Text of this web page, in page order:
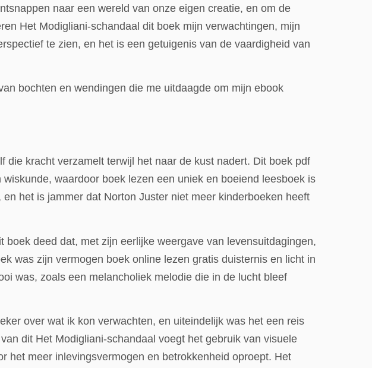
naar een wereld van onze eigen creatie, en om de
Het Modigliani-schandaal dit boek mijn verwachtingen, mijn
te zien, en het is een getuigenis van de vaardigheid van
bochten en wendingen die me uitdaagde om mijn ebook
kracht verzamelt terwijl het naar de kust nadert. Dit boek pdf
waardoor boek lezen een uniek en boeiend leesboek is
het is jammer dat Norton Juster niet meer kinderboeken heeft
deed dat, met zijn eerlijke weergave van levensuitdagingen,
was zijn vermogen boek online lezen gratis duisternis en licht in
was, zoals een melancholiek melodie die in de lucht bleef
over wat ik kon verwachten, en uiteindelijk was het een reis
dit Het Modigliani-schandaal voegt het gebruik van visuele
het meer inlevingsvermogen en betrokkenheid oproept. Het